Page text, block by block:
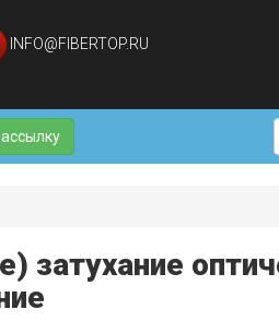
INFO@FIBERTOP.RU
затухание